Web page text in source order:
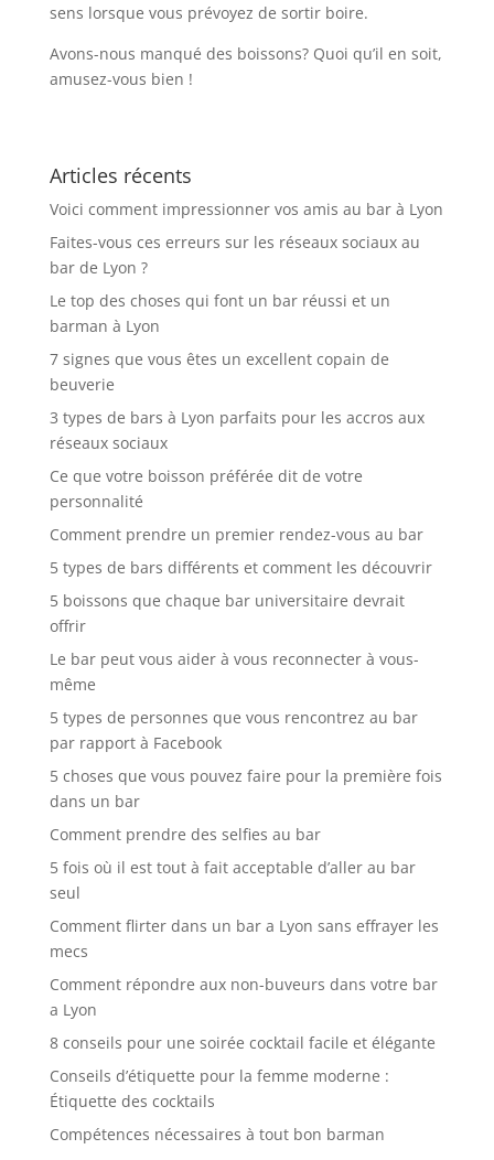
sens lorsque vous prévoyez de sortir boire.
Avons-nous manqué des boissons? Quoi qu’il en soit,
amusez-vous bien !
Articles récents
Voici comment impressionner vos amis au bar à Lyon
Faites-vous ces erreurs sur les réseaux sociaux au
bar de Lyon ?
Le top des choses qui font un bar réussi et un
barman à Lyon
7 signes que vous êtes un excellent copain de
beuverie
3 types de bars à Lyon parfaits pour les accros aux
réseaux sociaux
Ce que votre boisson préférée dit de votre
personnalité
Comment prendre un premier rendez-vous au bar
5 types de bars différents et comment les découvrir
5 boissons que chaque bar universitaire devrait
offrir
Le bar peut vous aider à vous reconnecter à vous-
même
5 types de personnes que vous rencontrez au bar
par rapport à Facebook
5 choses que vous pouvez faire pour la première fois
dans un bar
Comment prendre des selfies au bar
5 fois où il est tout à fait acceptable d’aller au bar
seul
Comment flirter dans un bar a Lyon sans effrayer les
mecs
Comment répondre aux non-buveurs dans votre bar
a Lyon
8 conseils pour une soirée cocktail facile et élégante
Conseils d’étiquette pour la femme moderne :
Étiquette des cocktails
Compétences nécessaires à tout bon barman